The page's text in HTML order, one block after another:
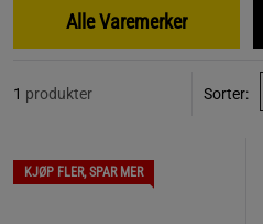
Alle Varemerker
1 produkter Sorter:
KJØP FLER, SPAR MER